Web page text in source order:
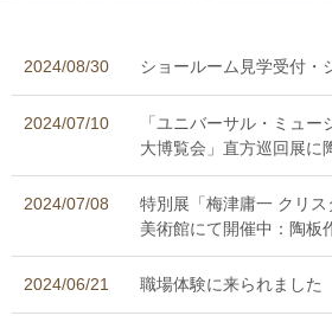
2024/08/30 ショールーム見学受付・
2024/07/10
「ユニバーサル・ミュ
大博覧会」直方巡回展に
2024/07/08
特別展「梅津庸一 クリ
美術館にて開催中：陶板
2024/06/21 職場体験に来られました